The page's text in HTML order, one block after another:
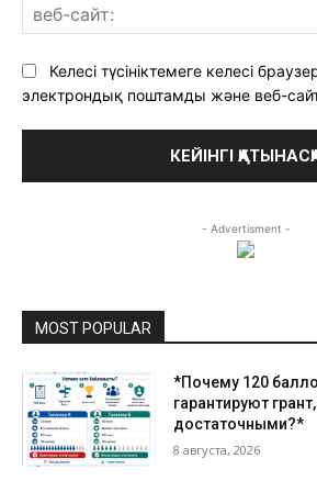
Келесі түсініктемеге келесі
электрондық поштамды және веб-
- Advertisment -
MOST POPULAR
*Почему 120
гарантируют
достаточными?*
8 августа, 2026